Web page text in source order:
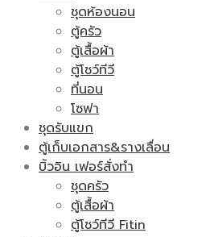
ชุดห้องนอน
ตู้ครัว
ตู้เสื้อผ้า
ตู้โชว์ทีวี
ที่นอน
โซฟา
ชุดรับแขก
ตู้เก็บเอกสาร&รางเลื่อน
บิ้วอิน เฟอร์สั่งทำ
ชุดครัว
ตู้เสื้อผ้า
ตู้โชว์ทีวี Fitin